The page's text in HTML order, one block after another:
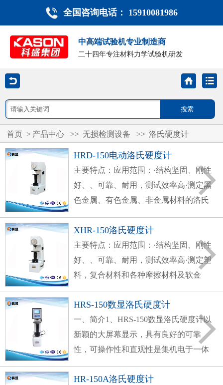
全国咨询电话： 15910081986
中高端试验机专业制造商
二十四年专注材料力学试验机研发
首页 > 产品中心 >> 无损检测设备 >> 洛氏硬度计
HRD-150电动洛氏硬度计
主要特点：应用范围：·结构坚固、刚性
好、、可靠、耐用，测试效率高·测定黑
色金属、有色金属、非金属材料的洛氏
范围广，适用于淬火、调质等热处理材
料的洛氏硬度
XHR-150洛氏硬度计
主要特点：应用范围：·结构坚固、刚性
好、、可靠、耐用，测试效率高·测定塑
料，复合材料和各种摩擦材料及软金
属，非金属材料等的硬度·优化设计的机
械结构，体积小，具有优美的外观造型
设计·无摩擦主
HRS-150数显洛氏硬度计
一、简介1、HRS-150数显洛氏硬度计以
新颖的大屏幕显示，具有良好的可靠
性，可操作性和直观性是集机电于一体
的高新技术产品。2、硬度是材料机械
性能的重要指标之一，而硬度试验则是
HR-150A洛氏硬度计